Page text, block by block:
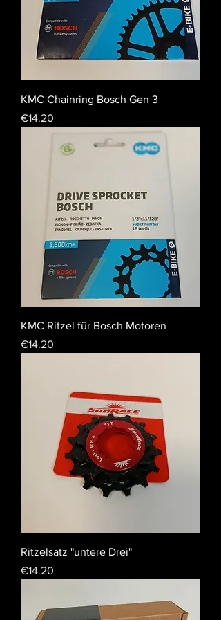
KMC Chainring Bosch Gen 3
Price
€14.20
KMC Ritzel für Bosch Motoren
Price
€14.20
Ritzelsatz "untere Drei"
Price
€14.20